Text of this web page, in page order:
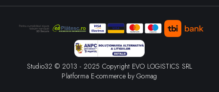
Studio32 © 2013 - 2025 Copyright EVO LOGISTICS SRL
Platforma E-commerce by Gomag